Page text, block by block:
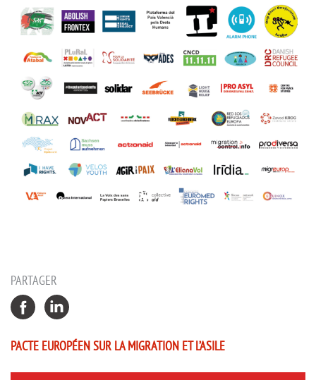
PARTAGER
PACTE EUROPÉEN SUR LA MIGRATION ET L’ASILE